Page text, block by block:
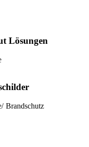
Lösungen
Brandschutz